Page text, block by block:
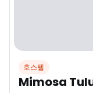
호스텔
Mimosa